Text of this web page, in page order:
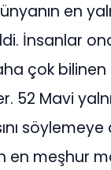
en
İnsanlar
çok bilinen
52 Mavi
en meşhur